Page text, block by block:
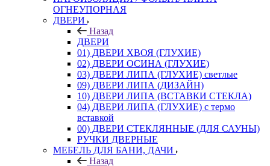
ОГНЕУПОРНАЯ
ДВЕРИ
Назад
ДВЕРИ
01) ДВЕРИ ХВОЯ (ГЛУХИЕ)
02) ДВЕРИ ОСИНА (ГЛУХИЕ)
03) ДВЕРИ ЛИПА (ГЛУХИЕ) светлые
09) ДВЕРИ ЛИПА (ДИЗАЙН)
10) ДВЕРИ ЛИПА (ВСТАВКИ СТЕКЛА)
04) ДВЕРИ ЛИПА (ГЛУХИЕ) с термо
вставкой
00) ДВЕРИ СТЕКЛЯННЫЕ (ДЛЯ САУНЫ)
РУЧКИ ДВЕРНЫЕ
МЕБЕЛЬ ДЛЯ БАНИ, ДАЧИ
Назад